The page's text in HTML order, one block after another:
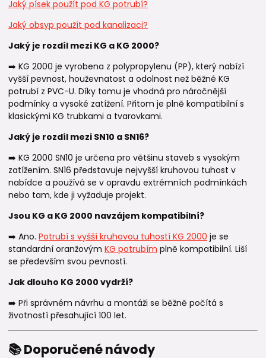
Jaký písek použít pod KG potrubí?
Jaký obsyp použít pod kanalizaci?
Jaký je rozdíl mezi KG a KG 2000?
➡️ KG 2000 je vyrobena z polypropylenu (PP), který nabízí
vyšší pevnost, houževnatost a odolnost než běžné KG
potrubí z PVC-U. Díky tomu je vhodná pro náročnější
podmínky a vysoké zatížení. Přitom je plně kompatibilní s
klasickými KG trubkami a tvarovkami.
Jaký je rozdíl mezi SN10 a SN16?
➡️ KG 2000 SN10 je určena pro většinu staveb s vysokým
zatížením. SN16 představuje nejvyšší kruhovou tuhost v
nabídce a používá se v opravdu extrémních podmínkách
nebo tam, kde ji vyžaduje projekt.
Jsou KG a KG 2000 navzájem kompatibilní?
➡️ Ano. Potrubí s vyšší kruhovou tuhostí KG 2000 je se
standardní oranžovým KG potrubím plně kompatibilní. Liší
se především svou pevností.
Jak dlouho KG 2000 vydrží?
➡️ Při správném návrhu a montáži se běžně počítá s
životností přesahující 100 let.
📚 Doporučené návody